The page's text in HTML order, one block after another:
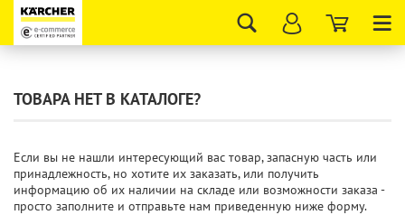
ТОВАРА НЕТ В КАТАЛОГЕ?
Если вы не нашли интересующий вас товар, запасную часть или
принадлежность, но хотите их заказать, или получить
информацию об их наличии на складе или возможности заказа -
просто заполните и отправьте нам приведенную ниже форму.